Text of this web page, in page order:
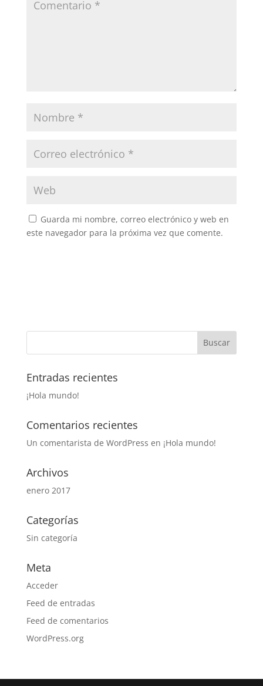
Guarda mi nombre, correo electrónico y web en
este navegador para la próxima vez que comente.
Entradas recientes
¡Hola mundo!
Comentarios recientes
Un comentarista de WordPress en ¡Hola mundo!
Archivos
enero 2017
Categorías
Sin categoría
Meta
Acceder
Feed de entradas
Feed de comentarios
WordPress.org